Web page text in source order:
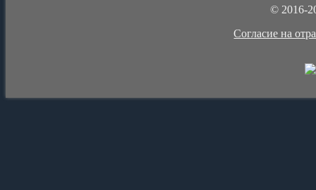
© 2016-
Cогласие на